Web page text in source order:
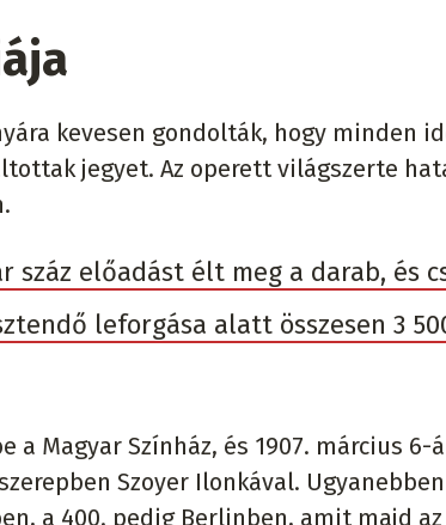
kevesen gondolták, hogy minden
jegyet. Az operett világszerte
előadást élt meg a darab, és
leforgása alatt összesen 3
Magyar Színház, és 1907. március 6-
Szoyer Ilonkával.
a 400. pedig Berlinben, amit majd